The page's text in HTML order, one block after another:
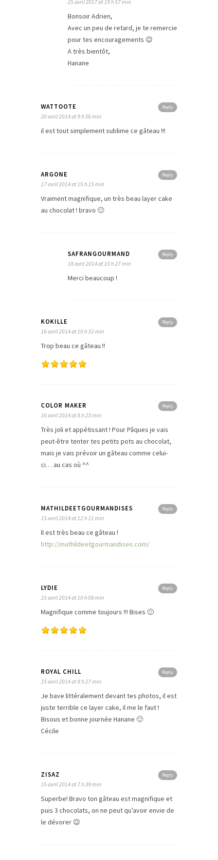
25 avril 2017 at 19 h 57 min
Bonsoir Adrien,
Avec un peu de retard, je te remercie
pour tes encouragements 😉
A très bientôt,
Hanane
Reply
WATTOOTE
20 avril 2014 at 9 h 56 min
il est tout simplement sublime ce gâteau !!!
Reply
ARGONE
17 avril 2014 at 15 h 15 min
Vraiment magnifique, un très beau layer cake
au chocolat ! bravo 🙂
Reply
SAFRANGOURMAND
18 avril 2014 at 10 h 27 min
Merci beaucoup !
Reply
KOKILLE
16 avril 2014 at 10 h 32 min
Trop beau ce gâteau !!
Reply
COLOR MAKER
16 avril 2014 at 8 h 23 min
Très joli et appétissant ! Pour Pâques je vais
peut-être tenter tes petits pots au chocolat,
mais je vais prévoir un gâteau comme celui-
ci… au cas où ^^
Reply
MATHILDEETGOURMANDISES
15 avril 2014 at 12 h 11 min
Il est très beau ce gâteau !
http://mathildeetgourmandises.com/
Reply
LYDIE
15 avril 2014 at 10 h 08 min
Magnifique comme toujours !!! Bises 🙂
Reply
ROYAL CHILL
15 avril 2014 at 8 h 27 min
Je bave littéralement devant tes photos, il est
juste terrible ce layer cake, il me le faut !
Bisous et bonne journée Hanane 🙂
Cécile
Reply
ZISAZ
15 avril 2014 at 7 h 39 min
Superbe! Bravo ton gâteau est magnifique et
puis 3 chocolats, on ne peut qu’avoir envie de
le dévorer 😉